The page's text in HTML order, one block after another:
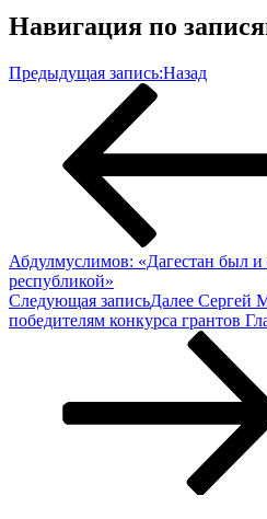
Навигация по
Предыдущая запись:Назад
Абдулмуслимов: «Дагестан был и
республикой»
Следующая записьДалее Сергей
победителям конкурса грантов